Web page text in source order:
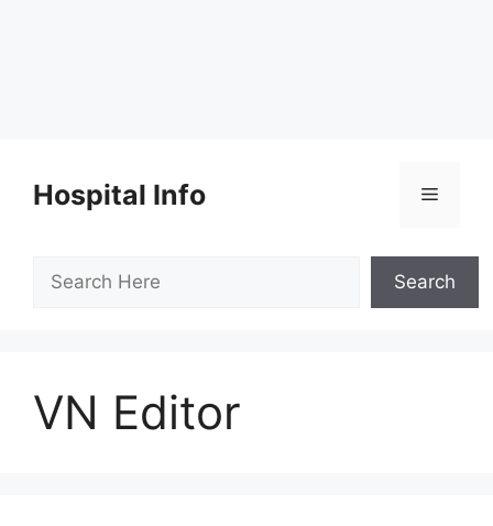
contentHospital Info Menu
Search
VN Editor